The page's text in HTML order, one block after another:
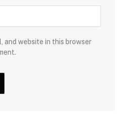
and website in this browser